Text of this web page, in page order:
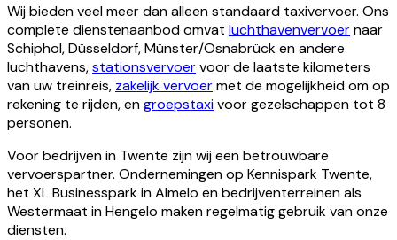
Wij bieden veel meer dan alleen standaard taxivervoer. Ons
complete dienstenaanbod omvat luchthavenvervoernaar
Schiphol, Düsseldorf, Münster/Osnabrück en andere
luchthavens,stationsvervoervoor de laatste kilometers
van uw treinreis, zakelijk vervoermet de mogelijkheid om op
rekening te rijden, engroepstaxivoor gezelschappen tot 8
personen.
Voor bedrijven in Twente zijn wij een betrouwbare
vervoerspartner. Ondernemingen op Kennispark Twente,
het XL Businesspark in Almelo en bedrijventerreinen als
Westermaat in Hengelo maken regelmatig gebruik van onze
diensten.